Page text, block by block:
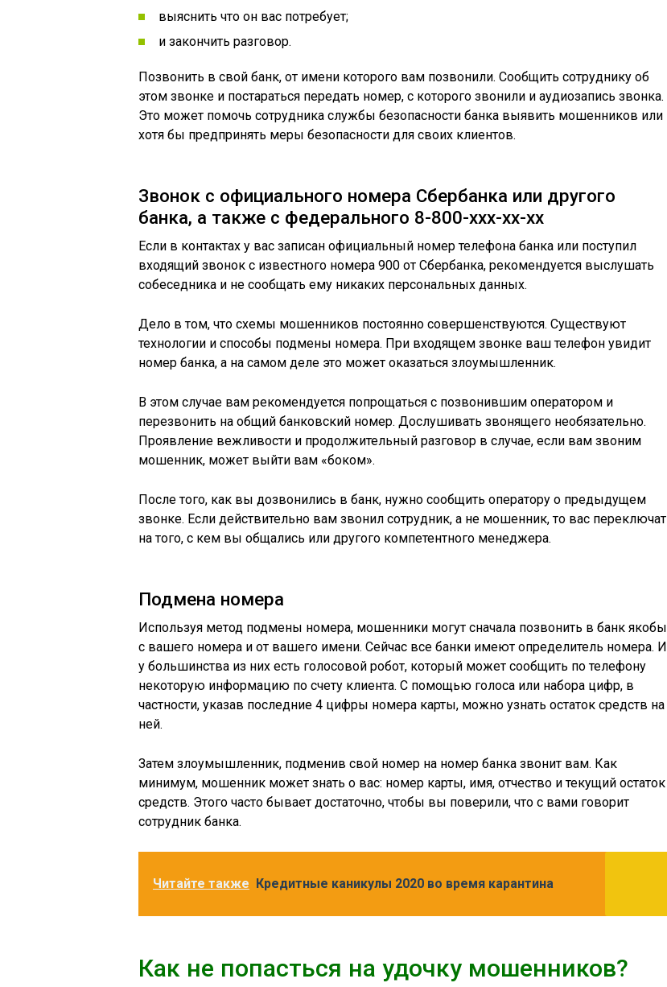
выяснить что он вас потребует;
и закончить разговор.
Позвонить в свой банк, от имени которого вам позвонили. Сообщить сотруднику об
этом звонке и постараться передать номер, с которого звонили и аудиозапись звонка.
Это может помочь сотрудника службы безопасности банка выявить мошенников или
хотя бы предпринять меры безопасности для своих клиентов.
Звонок с официального номера Сбербанка или другого
банка, а также с федерального 8-800-ххх-хх-хх
Если в контактах у вас записан официальный номер телефона банка или поступил
входящий звонок с известного номера 900 от Сбербанка, рекомендуется выслушать
собеседника и не сообщать ему никаких персональных данных.
Дело в том, что схемы мошенников постоянно совершенствуются. Существуют
технологии и способы подмены номера. При входящем звонке ваш телефон увидит
номер банка, а на самом деле это может оказаться злоумышленник.
В этом случае вам рекомендуется попрощаться с позвонившим оператором и
перезвонить на общий банковский номер. Дослушивать звонящего необязательно.
Проявление вежливости и продолжительный разговор в случае, если вам звоним
мошенник, может выйти вам «боком».
После того, как вы дозвонились в банк, нужно сообщить оператору о предыдущем
звонке. Если действительно вам звонил сотрудник, а не мошенник, то вас переключат
на того, с кем вы общались или другого компетентного менеджера.
Подмена номера
Используя метод подмены номера, мошенники могут сначала позвонить в банк якобы
с вашего номера и от вашего имени. Сейчас все банки имеют определитель номера. И
у большинства из них есть голосовой робот, который может сообщить по телефону
некоторую информацию по счету клиента. С помощью голоса или набора цифр, в
частности, указав последние 4 цифры номера карты, можно узнать остаток средств на
ней.
Затем злоумышленник, подменив свой номер на номер банка звонит вам. Как
минимум, мошенник может знать о вас: номер карты, имя, отчество и текущий остаток
средств. Этого часто бывает достаточно, чтобы вы поверили, что с вами говорит
сотрудник банка.
Читайте также Кредитные каникулы 2020 во время карантина
Как не попасться на удочку мошенников?